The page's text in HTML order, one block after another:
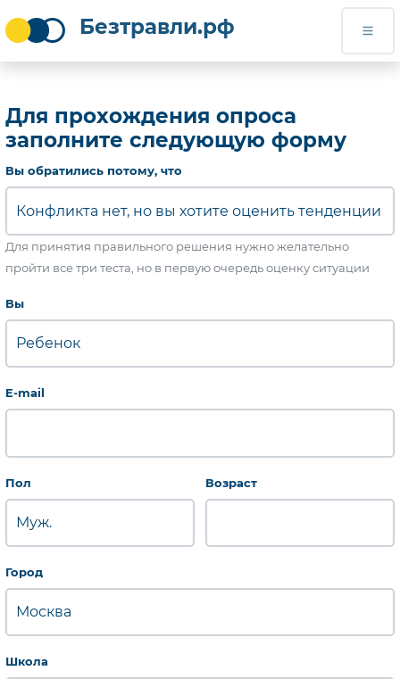
Безтравли.рф
Безтравли.рф
Для прохождения опроса
заполните следующую форму
Вы обратились потому, что
Для принятия правильного решения нужно желательно
пройти все три теста, но в первую очередь оценку ситуации
ВыОбязательно для заполнения
E-mail
Пол Обязательно для заполненияВозраст
Город
Школа